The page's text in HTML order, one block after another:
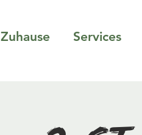
Zuhause Services